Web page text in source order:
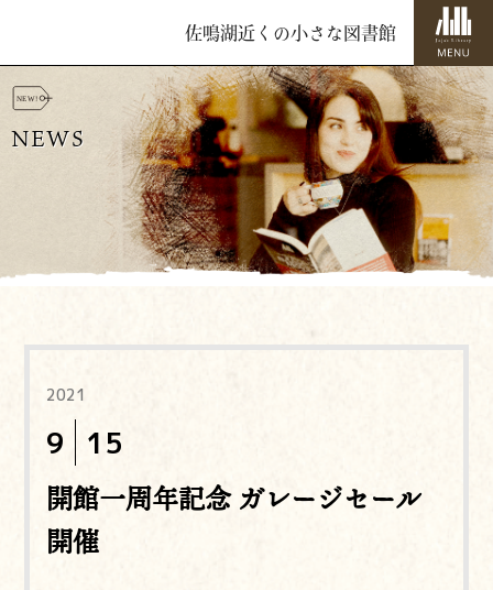
佐鳴湖近くの小さな図書館
NEWS
2021
9 15
開館一周年記念 ガレージセール
開催